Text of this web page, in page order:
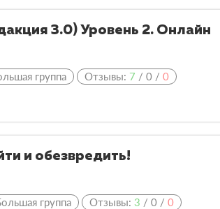
3.0) Уровень 2. Онлайн
группа Отзывы: 7 / 0 / 0
и обезвредить!
группа Отзывы: 3 / 0 / 0